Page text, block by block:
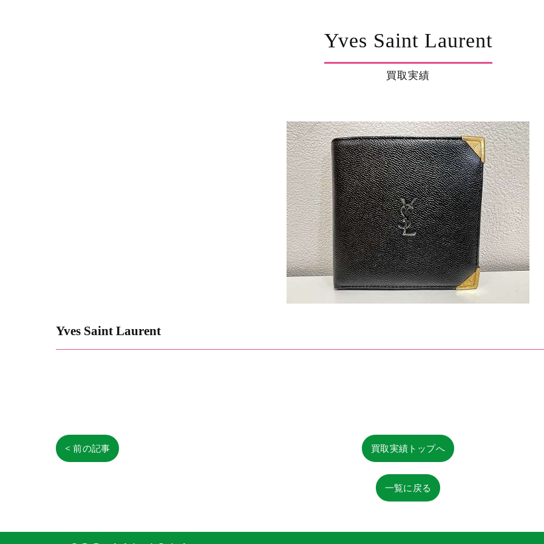
買取実績
Yves Saint Laurent
Yves Saint Laurent
< 前の記事 買取実績トップへ
一覧に戻る